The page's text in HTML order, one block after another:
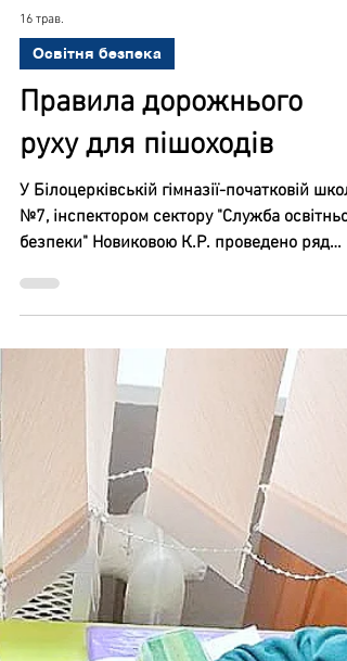
16 трав.
Освітня безпека
Правила дорожнього
руху для пішоходів
У Білоцерківській гімназії-початковій школі
№7, інспектором сектору "Служба освітньої
безпеки" Новиковою К.Р. проведено ряд
профілактичних заходів з учнями, на тему:
«Правила дорожнього руху для пішоходів, а
також правила безпечного пересування на
велосипеді та самокаті». Під час заходу
учням нагадали основні правила безпечної
поведінки на дорозі, правила переходу
проїжджої частини, використання
світловідбивних елементів у темну пору